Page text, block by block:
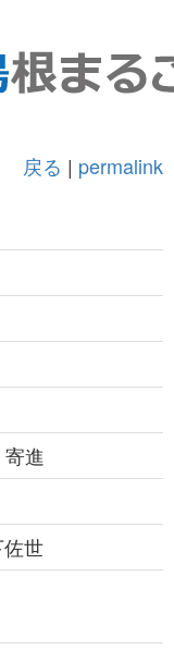
戻る | permalink
進
世